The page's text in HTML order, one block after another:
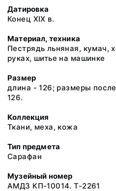
Датировка
Конец ХIХ в.
Материал, техника
Пестрядь льняная, кумач,
руках, шитье на машинке
Размер
длина - 126; размеры
126.
Коллекция
Ткани, меха, кожа
Тип предмета
Сарафан
Музейный номер
АМДЗ КП-10014. Т-2261